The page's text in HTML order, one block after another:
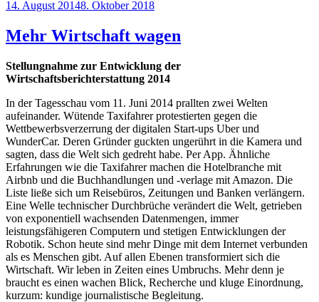
Bild
Veröffentlicht
14. August 20148. Oktober 2018
Mehr Wirtschaft wagen
Stellungnahme zur Entwicklung der
Wirtschaftsberichterstattung 2014
In der Tagesschau vom 11. Juni 2014 prallten zwei Welten
aufeinander. Wütende Taxifahrer pro­testierten gegen die
Wettbewerbsverzerrung der digitalen Start-ups Uber und
WunderCar. Deren Gründer guckten ungerührt in die Kamera und
sagten, dass die Welt sich gedreht habe. Per App. Ähnliche
Erfahrungen wie die Taxifahrer machen die Hotelbranche mit
Airbnb und die Buchhandlungen und -verlage mit Amazon. Die
Liste ließe sich um Reisebüros, Zeitungen und Banken verlängern.
Eine Welle technischer Durchbrüche verändert die Welt, getrieben
von exponentiell wachsenden Datenmengen, immer
leistungsfähigeren Computern und stetigen Entwicklungen der
Robotik. Schon heute sind mehr Dinge mit dem Internet verbunden
als es Menschen gibt. Auf allen Ebenen transformiert sich die
Wirtschaft. Wir leben in Zeiten eines Umbruchs. Mehr denn je
braucht es einen wachen Blick, Recherche und kluge Einordnung,
kurzum: kundige journalistische Begleitung.